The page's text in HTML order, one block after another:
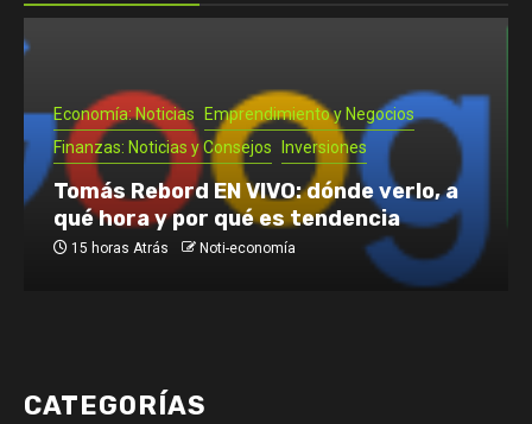
Economía: Noticias
Emprendimiento y Negocios
Finanzas: Noticias y Consejos
Inversiones
Tomás Rebord EN VIVO: dónde verlo, a
qué hora y por qué es tendencia
15 horas Atrás Noti-economía
CATEGORÍAS